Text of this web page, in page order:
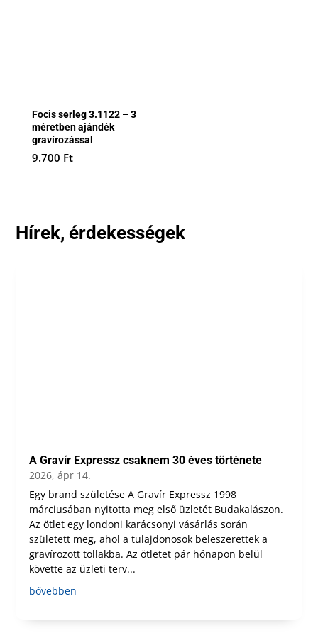
Focis serleg 3.1122 – 3
méretben ajándék
gravírozással
9.700 Ft
Hírek, érdekességek
A Gravír Expressz csaknem 30 éves története
2026, ápr 14.
Egy brand születése A Gravír Expressz 1998
márciusában nyitotta meg első üzletét Budakalászon.
Az ötlet egy londoni karácsonyi vásárlás során
született meg, ahol a tulajdonosok beleszerettek a
gravírozott tollakba. Az ötletet pár hónapon belül
követte az üzleti terv...
bővebben